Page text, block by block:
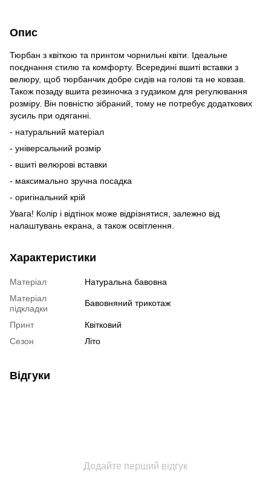
Опис
Тюрбан з квіткою та принтом чорнильні квіти. Ідеальне
поєднання стилю та комфорту. Всередині вшиті вставки з
велюру, щоб тюрбанчик добре сидів на голові та не ковзав.
Також позаду вшита резиночка з гудзиком для регулювання
розміру. Він повністю зібраний, тому не потребує додаткових
зусиль при одяганні.
- натуральний матеріал
- універсальний розмір
- вшиті велюрові вставки
- максимально зручна посадка
- оригінальний крій
Увага! Колір і відтінок може відрізнятися, залежно від
налаштувань екрана, а також освітлення.
Характеристики
Матеріал
Натуральна бавовна
Матеріал
підкладки
Бавовняний трикотаж
Принт
Квітковий
Сезон
Літо
Відгуки
Додайте перший відгук